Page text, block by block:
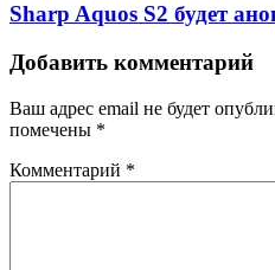
Sharp Aquos S2 будет
Добавить комментарий
Ваш адрес email не будет
помечены *
Комментарий *